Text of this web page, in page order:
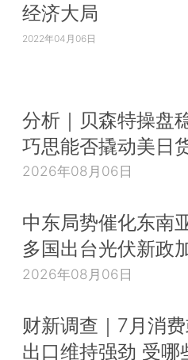
经济大局
2022年04月06日
分析｜贝森特操盘
巧思能否撬动美日
2026年08月06日
中东局势催化东南
多国出台光伏新政
2026年08月06日
财新调查｜7月消费
出口维持强劲 受哪